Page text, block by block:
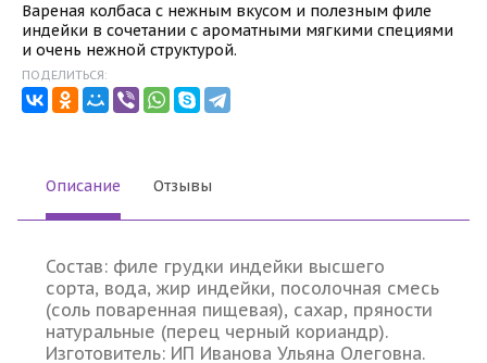
Вареная колбаса с нежным вкусом и полезным филе
индейки в сочетании с ароматными мягкими специями
и очень нежной структурой.
ПОДЕЛИТЬСЯ:
Описание Отзывы
Состав: филе грудки индейки высшего
сорта, вода, жир индейки, посолочная смесь
(соль поваренная пищевая), сахар, пряности
натуральные (перец черный кориандр).
Изготовитель: ИП Иванова Ульяна Олеговна.